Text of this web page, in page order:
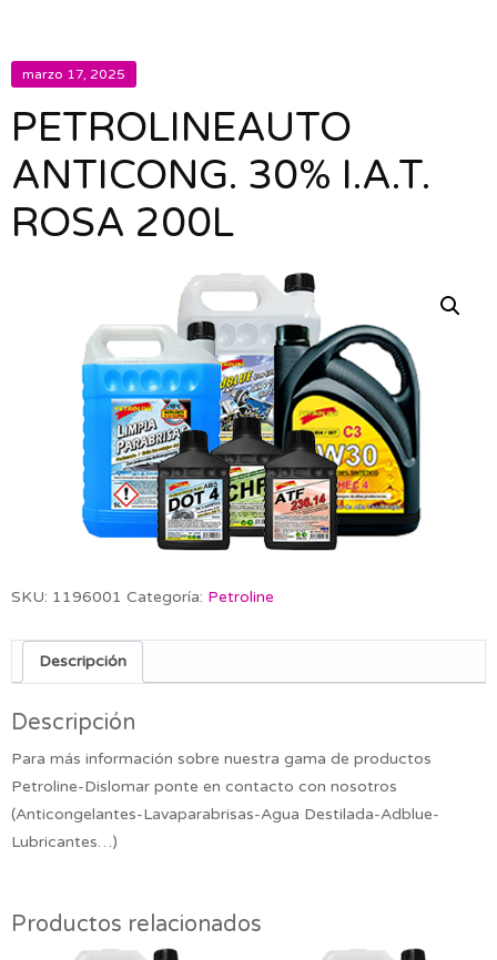
marzo 17, 2025
PETROLINEAUTO
ANTICONG. 30% I.A.T.
ROSA 200L
SKU: 1196001 Categoría: Petroline
Descripción
Descripción
Para más información sobre nuestra gama de productos
Petroline-Dislomar ponte en contacto con nosotros
(Anticongelantes-Lavaparabrisas-Agua Destilada-Adblue-
Lubricantes…)
Productos relacionados